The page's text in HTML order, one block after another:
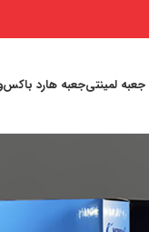
لمینتیجعبه هارد باکس